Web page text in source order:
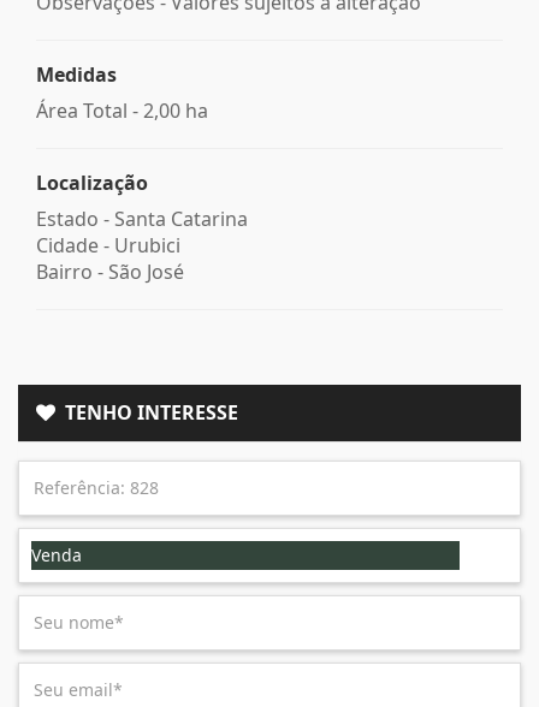
Medidas
Área Total - 2,00 ha
Localização
Estado - Santa Catarina
Cidade - Urubici
Bairro - São José
TENHO INTERESSE
Venda